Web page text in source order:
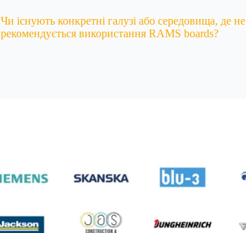
Чи існують конкретні галузі або середовища, де не
рекомендується використання RAMS boards?